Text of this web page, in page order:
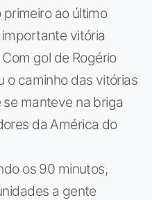
primeiro ao último
vitória
gol de Rogério
o caminho das vitórias
manteve na briga
da América do
os 90 minutos,
a gente